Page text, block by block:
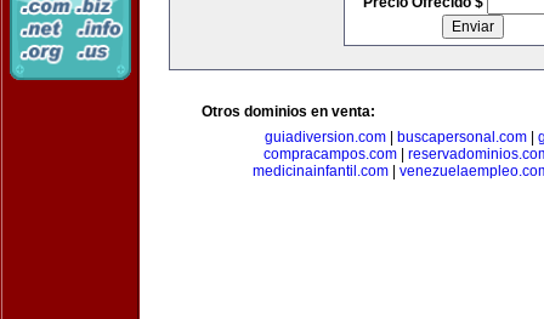
Otros dominios en venta:
guiadiversion.com| buscapersonal.com|
compracampos.com
medicinainfantil.com|